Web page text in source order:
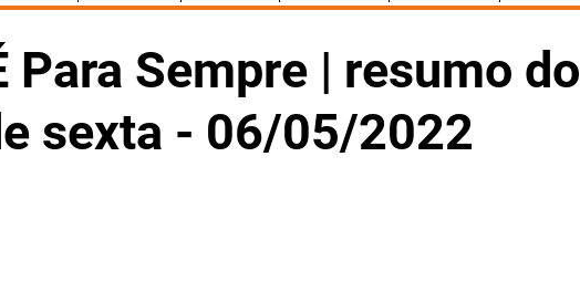
Para Sempre | resumo do
sexta - 06/05/2022